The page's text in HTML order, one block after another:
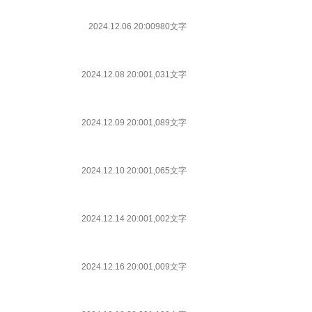
2024.12.06 20:00980文字
2024.12.08 20:001,031文字
2024.12.09 20:001,089文字
2024.12.10 20:001,065文字
2024.12.14 20:001,002文字
2024.12.16 20:001,009文字